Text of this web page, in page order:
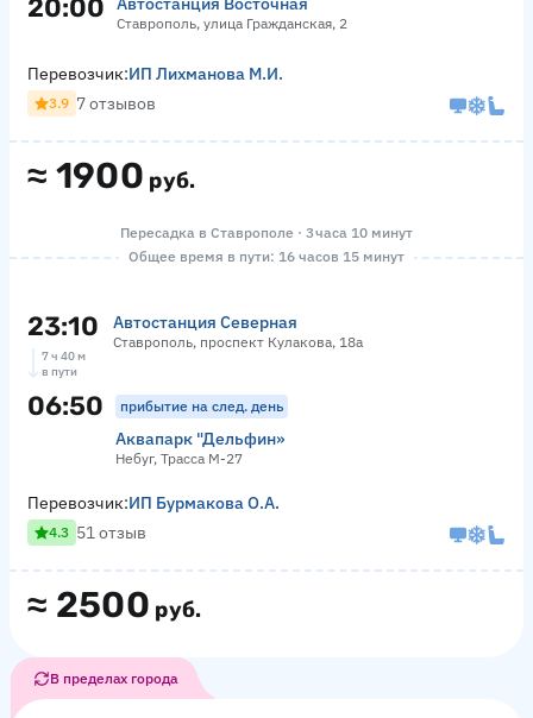
20:00 Ставрополь, улица Гражданская, 2
≈ 1900 руб.
Перевозчик:ИП Лихманова М.И.
3.9 7 отзывов
Пересадка в Ставрополе · 3 часа 10 минут
Общее время в пути: 16 часов 15 минут
23:10 Автостанция Северная
Ставрополь, проспект Кулакова, 18а
7 ч 40 м
в пути
06:50 прибытие на след. день
Аквапарк "Дельфин»
Небуг, Трасса М-27
≈ 2500 руб.
Перевозчик:ИП Бурмакова О.А.
4.3 51 отзыв
В пределах города